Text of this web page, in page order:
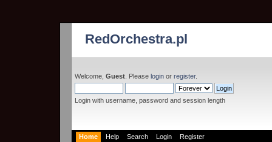
RedOrchestra.pl
Welcome, Guest. Please login or register.
Login with username, password and session length
Home Help Search Login Register